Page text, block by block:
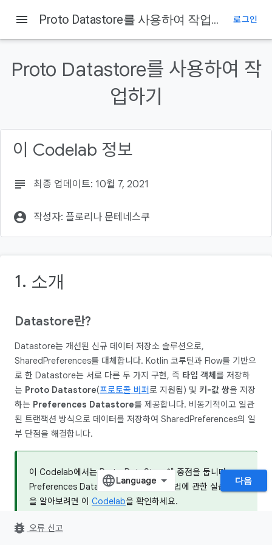
소개
Datastore란?
menu Proto Datastore를 사용하여 작업하기 로그인
Proto Datastore를 사용하여 작
업하기
이 Codelab 정보
subject 최종 업데이트: 10월 7, 2021
account_circle 작성자: 플로리나 문테네스쿠
1. 소개
Datastore란?
Datastore는 개선된 신규 데이터 저장소 솔루션으로,
SharedPreferences를 대체합니다. Kotlin 코루틴과 Flow를 기반으
로 한 Datastore는 서로 다른 두 가지 구현, 즉 타입 객체 를 저장하
는 Proto Datastore(프로토콜 버퍼로 지원됨) 및 키-값 쌍을 저장
하는 Preferences Datastore를 제공합니다. 비동기적이고 일관
된 트랜잭션 방식으로 데이터를 저장하여 SharedPreferences의 일
부 단점을 해결합니다.
이 Codelab에서는 Proto DataStore에 중점을 둡니다.
Preferences DataStore를 사용하는 방법에 관한 실습 내용
을 알아보려면 이 Codelab을 확인하세요.
다음
bug_report 오류 신고